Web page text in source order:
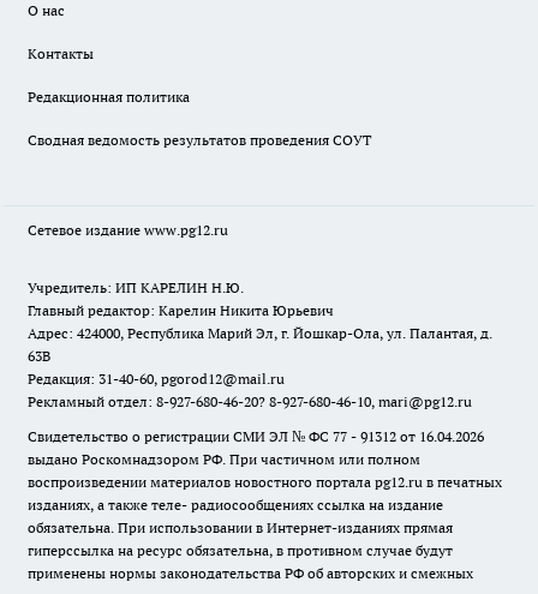
О нас
Контакты
Редакционная политика
Сводная ведомость результатов проведения СОУТ
Сетевое издание www.pg12.ru
Учредитель: ИП КАРЕЛИН Н.Ю.
Главный редактор: Карелин Никита Юрьевич
Адрес: 424000, Республика Марий Эл, г. Йошкар-Ола, ул. Палантая, д.
63В
Редакция: 31-40-60, pgorod12@mail.ru
Рекламный отдел: 8-927-680-46-20? 8-927-680-46-10, mari@pg12.ru
Свидетельство о регистрации СМИ ЭЛ № ФС 77 - 91312 от 16.04.2026
выдано Роскомнадзором РФ. При частичном или полном
воспроизведении материалов новостного портала pg12.ru в печатных
изданиях, а также теле- радиосообщениях ссылка на издание
обязательна. При использовании в Интернет-изданиях прямая
гиперссылка на ресурс обязательна, в противном случае будут
применены нормы законодательства РФ об авторских и смежных